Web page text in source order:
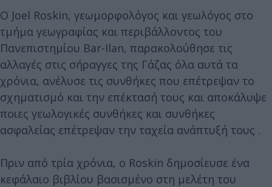
Ο Joel Roskin, γεωμορφολόγος και γεωλόγος στο
τμήμα γεωγραφίας και περιβάλλοντος του
Πανεπιστημίου Bar-Ilan, παρακολούθησε τις
αλλαγές στις σήραγγες της Γάζας όλα αυτά τα
χρόνια, ανέλυσε τις συνθήκες που επέτρεψαν το
σχηματισμό και την επέκτασή τους και αποκάλυψε
ποιες γεωλογικές συνθήκες και συνθήκες
ασφαλείας επέτρεψαν την ταχεία ανάπτυξή τους .
Πριν από τρία χρόνια, ο Roskin δημοσίευσε ένα
κεφάλαιο βιβλίου βασισμένο στη μελέτη του